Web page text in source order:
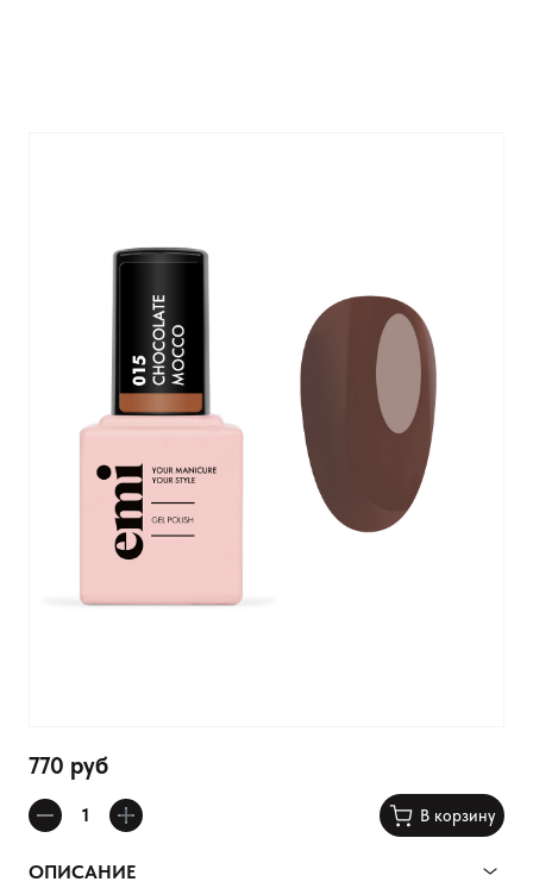
770 руб
В корзину
ОПИСАНИЕ